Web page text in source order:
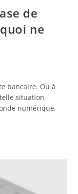
de
ne
bancaire. Ou à
situation
numérique,